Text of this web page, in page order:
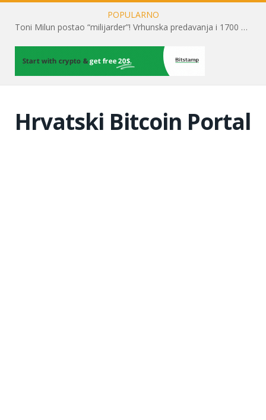
POPULARNO
Toni Milun postao “milijarder”! Vrhunska predavanja i 1700 posjetitelja obilježili su mjesec financijske pismenosti
Hrvatski Bitcoin Portal